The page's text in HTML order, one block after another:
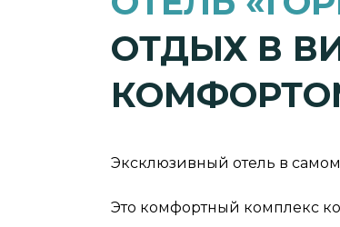
ОТДЫХ В
Эксклюзивный отель в
Это комфортный комплекс